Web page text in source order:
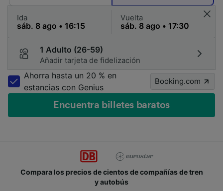
Ida Vuelta
1 Adulto (26-59)
Añadir tarjeta de fidelización
Ahorra hasta un 20 % en
estancias con Genius
Booking.com
Encuentra billetes baratos
de compañías de tren
Únete a los millones de